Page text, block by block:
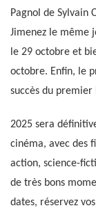
Pagnol de Sylvain
Jimenez le même
le 29 octobre et
octobre. Enfin, le
succès du
2025 sera
cinéma, avec des
action, science-
de très bons
dates, réservez